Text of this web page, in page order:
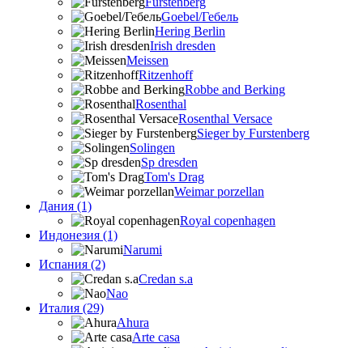
Goebel/Гебель
Hering Berlin
Irish dresden
Meissen
Ritzenhoff
Robbe and Berking
Rosenthal
Rosenthal Versace
Sieger by Furstenberg
Solingen
Sp dresden
Tom's Drag
Weimar porzellan
Дания (1)
Royal copenhagen
Индонезия (1)
Narumi
Испания (2)
Credan s.a
Nao
Италия (29)
Ahura
Arte casa